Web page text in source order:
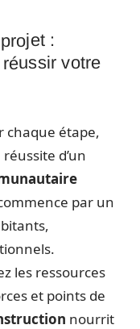
:
votre
chaque étape,
d’un
par un
les ressources
et points de
nourrit